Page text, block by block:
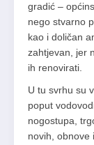
gradić –
nego stvarno
kao i doličan
zahtjevan, jer
ih renovirati.
U tu svrhu su
poput
nogostupa,
novih, obnove